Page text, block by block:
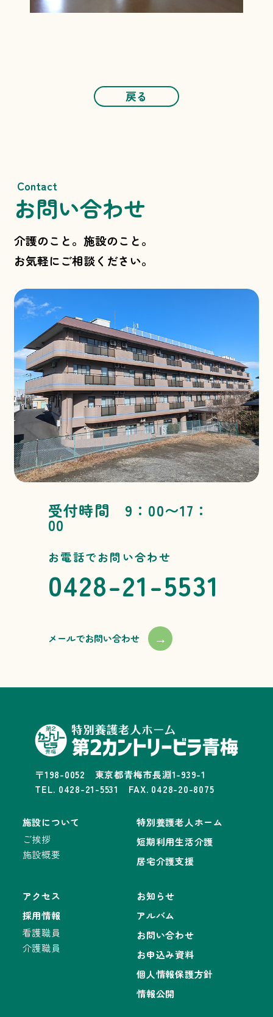
戻る
Contact
お問い合わせ
介護のこと。施設のこと。
お気軽にご相談ください。
受付時間 9：00〜17：
00
お電話でお問い合わせ
0428-21-5531
メールでお問い合わせ →
〒198-0052 東京都青梅市長淵1-939-1
TEL. 0428-21-5531 FAX. 0428-20-8075
施設について
ご挨拶
施設概要
特別養護老人ホーム
短期利用生活介護
居宅介護支援
アクセス
採用情報
看護職員
介護職員
お知らせ
アルバム
お問い合わせ
お申込み資料
個人情報保護方針
情報公開